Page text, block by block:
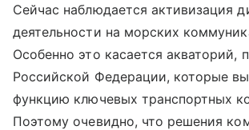
Сейчас наблюдается активизация
деятельности на морских
Особенно это касается акваторий,
Российской Федерации, которые
функцию ключевых транспортных
Поэтому очевидно, что решения